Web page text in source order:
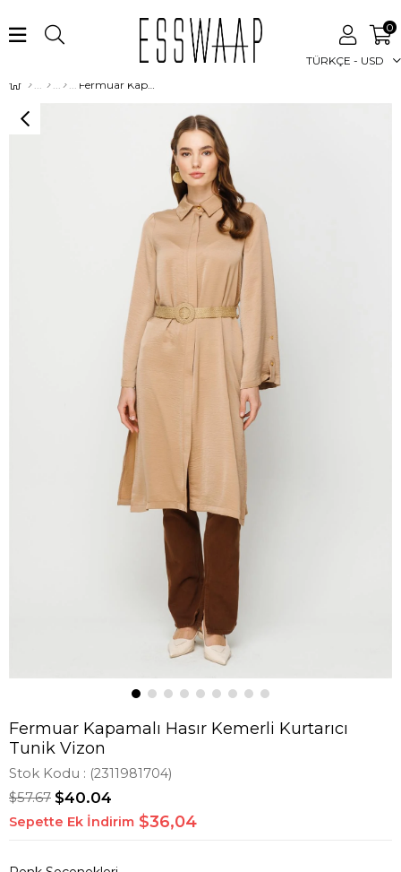
TÜRKÇE - USD
0
Fermuar Kapamalı Hasır Kemerli Kurtarıcı Tunik Vizon
Fermuar Kapamalı Hasır Kemerli Kurtarıcı
Tunik Vizon
Stok Kodu (2311981704)
$57.67 $40.04
Sepette Ek İndirim $36,04